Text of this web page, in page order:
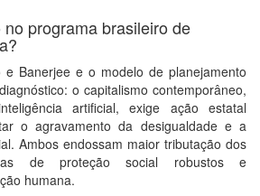
programa brasileiro de
Banerjee e o modelo de planejamento
o capitalismo contemporâneo,
artificial, exige ação estatal
o agravamento da desigualdade e a
Ambos endossam maior tributação dos
de proteção social robustos e
humana.